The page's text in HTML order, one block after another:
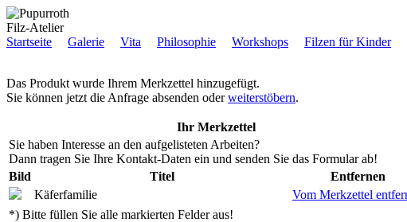
Filz-Atelier
Startseite
Galerie Vita Philosophie Workshops Filzen für Kinder
Das Produkt wurde Ihrem Merkzettel hinzugefügt.
Sie können jetzt die Anfrage absenden oderweiterstöbern.
Ihr Merkzettel
Sie haben Interesse an den aufgelisteten Arbeiten?
Dann tragen Sie Ihre Kontakt-Daten ein und senden Sie das Formular ab!
Bild
Titel
Entfernen
Käferfamilie
Vom Merkzettel
*) Bitte füllen Sie alle markierten Felder aus!